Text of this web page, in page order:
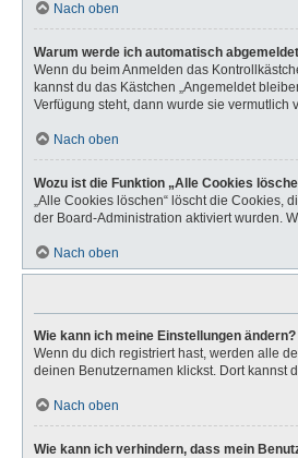
Nach oben
Warum werde ich automatisch
Wenn du beim Anmelden das
kannst du das Kästchen „Angemeldet
Verfügung steht, dann wurde sie
Nach oben
Wozu ist die Funktion „Alle Cookies
„Alle Cookies löschen“ löscht die Cookies,
der Board-Administration aktiviert wurden.
Nach oben
Wie kann ich meine Einstellungen ändern?
Wenn du dich registriert hast, werden alle
deinen Benutzernamen klickst. Dort kannst
Nach oben
Wie kann ich verhindern, dass mein